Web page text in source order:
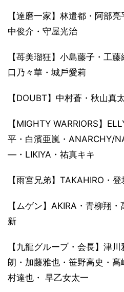
【達磨一家】林遣都・阿部
中俊介・守屋光治
【苺美瑠狂】小島藤子・工
口乃々華・城戶愛莉
【DOUBT】中村蒼・秋山真
【MIGHTY WARRIORS】
平・白濱亜嵐・ANARCHY/
―・LIKIYA・祐真キキ
【雨宮兄弟】TAKAHIRO・
【ムゲン】AKIRA・⻘柳翔
新
【九龍グループ・会⻑】津
朗・加藤雅也・笹野高史・
村達也・ 早乙女太一